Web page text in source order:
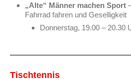
„Alte“ Männer machen Sport
Fahrrad fahren und Geselligkeit
Donnerstag, 19.00 – 20.30
Tischtennis